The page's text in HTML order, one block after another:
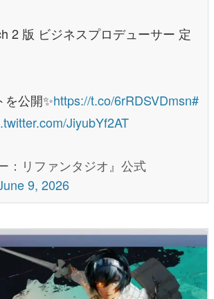
2 版 ビジネスプロデューサー 定
公開✨https://t.co/6rRDSVDmsn#
JiyubYf2AT
：リファンタジオ』公式
9, 2026